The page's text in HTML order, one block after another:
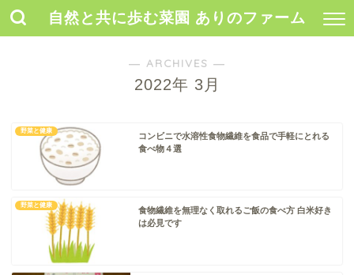
自然と共に歩む菜園 ありのファーム
― ARCHIVES ―
2022年 3月
野菜と健康
コンビニで水溶性食物繊維を食品で手軽にとれる
食べ物４選
野菜と健康
食物繊維を無理なく取れるご飯の食べ方 白米好き
は必見です